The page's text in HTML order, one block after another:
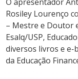
Rosiley Lourenço
– Mestre e Doutor
Esalq/USP,
diversos livros e e-
da Educação